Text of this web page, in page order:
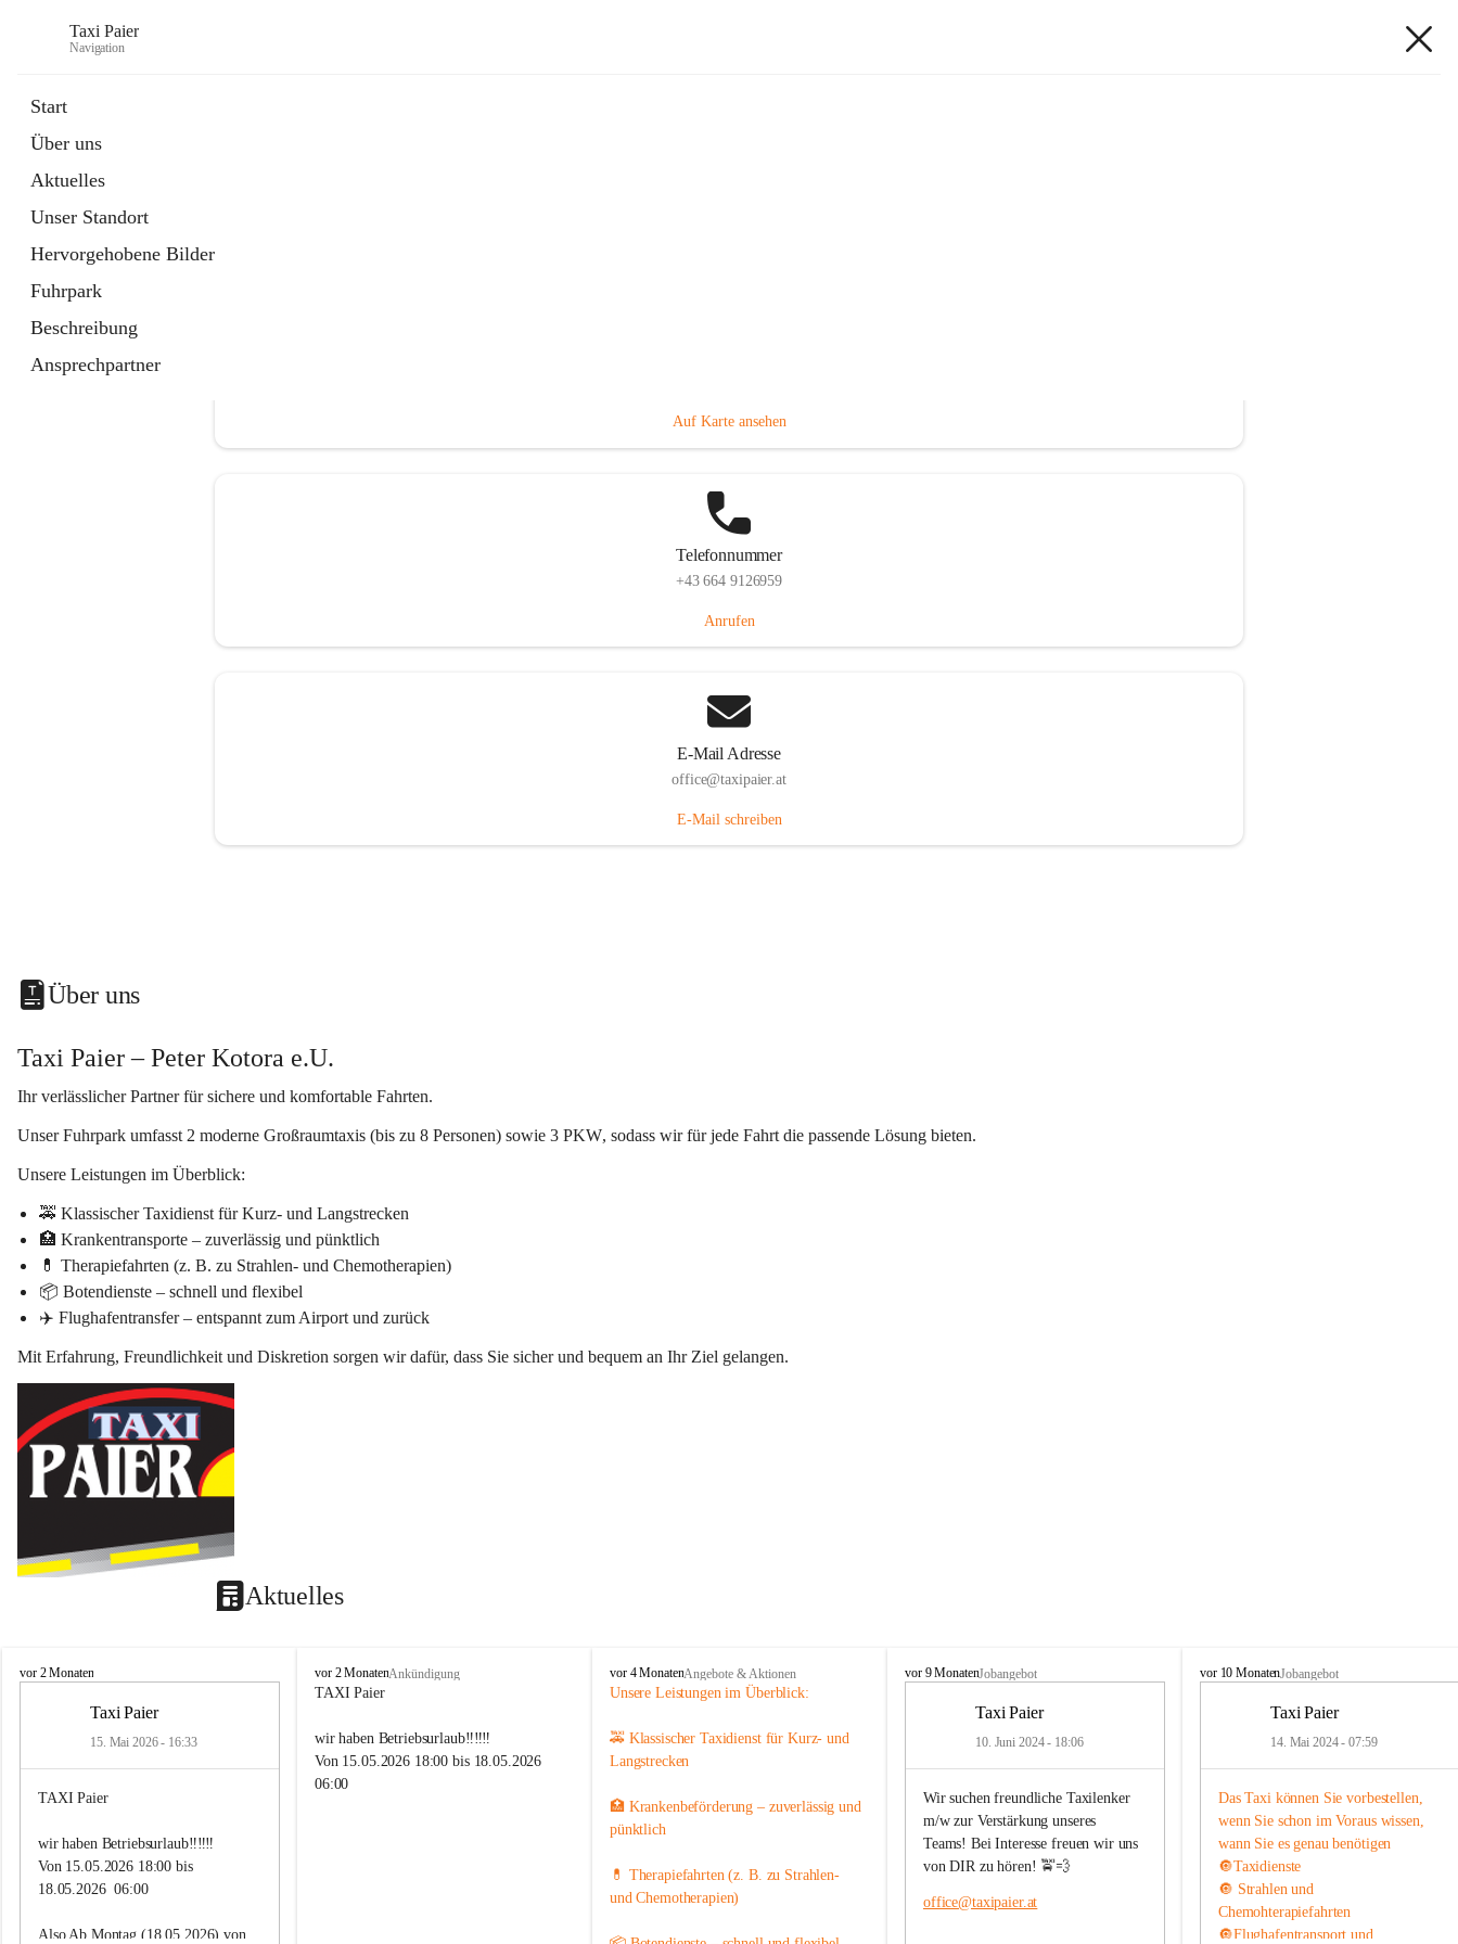
Taxi Paier
Navigation
Start
Über uns
Aktuelles
Unser Standort
Hervorgehobene Bilder
Fuhrpark
Beschreibung
Ansprechpartner
Auf Karte ansehen
Telefonnummer
+43 664 9126959
Anrufen
E-Mail Adresse
office@taxipaier.at
E-Mail schreiben
Über uns
Taxi Paier – Peter Kotora e.U.
Ihr verlässlicher Partner für sichere und komfortable Fahrten.
Unser Fuhrpark umfasst 2 moderne Großraumtaxis (bis zu 8 Personen) sowie 3 PKW, sodass wir für jede Fahrt die passende Lösung bieten.
Unsere Leistungen im Überblick:
🚕 Klassischer Taxidienst für Kurz- und Langstrecken
🏥 Krankentransporte – zuverlässig und pünktlich
💊 Therapiefahrten (z. B. zu Strahlen- und Chemotherapien)
📦 Botendienste – schnell und flexibel
✈️ Flughafentransfer – entspannt zum Airport und zurück
Mit Erfahrung, Freundlichkeit und Diskretion sorgen wir dafür, dass Sie sicher und bequem an Ihr Ziel gelangen.
Aktuelles
T
a
vor 2 Monaten
Taxi Paier
15. Mai 2026 - 16:33
TAXI Paier
wir haben Betriebsurlaub‼️‼️‼️
Von 15.05.2026 18:00 bis
18.05.2026  06:00
Also Ab Montag (18.05.2026) von
T
a
i
P
a
i
vor 2 MonatenAnkündigung
TAXI Paier
wir haben Betriebsurlaub‼️‼️‼️
Von 15.05.2026 18:00 bis 18.05.2026
06:00
T
a
i
P
a
e
r
vor 4 MonatenAngebote & Aktionen
Unsere Leistungen im Überblick:
🚕 Klassischer Taxidienst für Kurz- und
Langstrecken
🏥 Krankenbeförderung – zuverlässig und
pünktlich
💊 Therapiefahrten (z. B. zu Strahlen-
und Chemotherapien)
T
a
vor 9 MonatenJobangebot
Taxi Paier
10. Juni 2024 - 18:06
Wir suchen freundliche Taxilenker
m/w zur Verstärkung unseres
Teams! Bei Interesse freuen wir uns
von DIR zu hören! 🚖💨
office@taxipaier.at
T
a
vor 10 MonatenJobangebot
Taxi Paier
14. Mai 2024 - 07:59
Das Taxi können Sie vorbestellen,
wenn Sie schon im Voraus wissen,
wann Sie es genau benötigen
🔘Taxidienste
🔘 Strahlen und
Chemohterapiefahrten
🔘Flughafentransport und